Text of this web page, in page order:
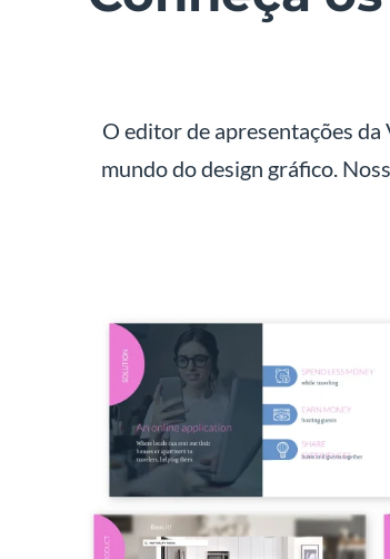
O editor de apresentações
mundo do design gráfico.